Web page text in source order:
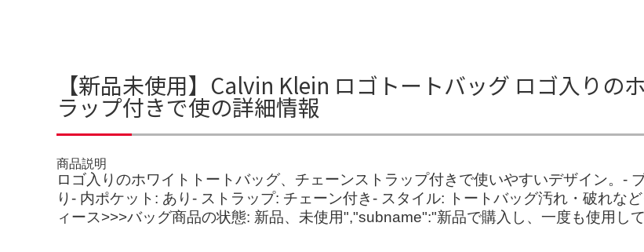
【新品未使用】Calvin Klein ロゴトートバッグ ロゴ入りの
ラップ付きで使の詳細情報
商品説明
ロゴ入りのホワイトトートバッグ、チェーンストラップ付きで使いやすいデザイン。-
り- 内ポケット: あり- ストラップ: チェーン付き- スタイル: トートバッグ汚れ・破れな
ィース>>>バッグ商品の状態: 新品、未使用","subname":"新品で購入し、一度も使用し